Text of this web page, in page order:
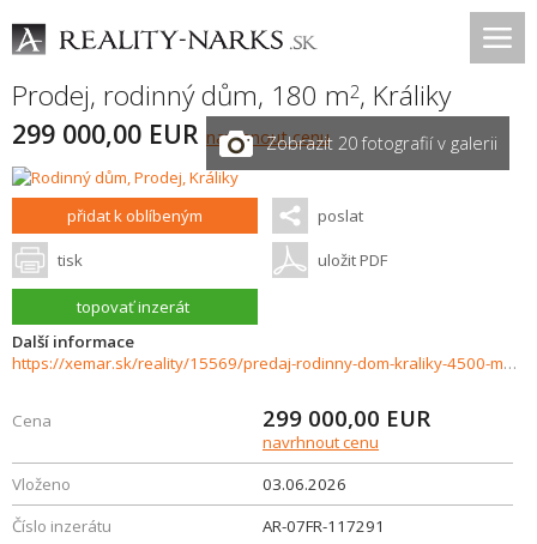
Prodej, rodinný dům, 180 m2, Králiky
299 000,00 EUR navrhnout cenuZobrazit 20 fotografií v galerii
přidat k oblíbeným poslat
tisk uložit PDF
topovať inzerát
Další informace
https://xemar.sk/reality/15569/predaj-rodinny-dom-kraliky-4500-m2-pozemok
Cena 299 000,00 EUR
navrhnout cenu
Vloženo
03.06.2026
Číslo inzerátu
AR-07FR-117291